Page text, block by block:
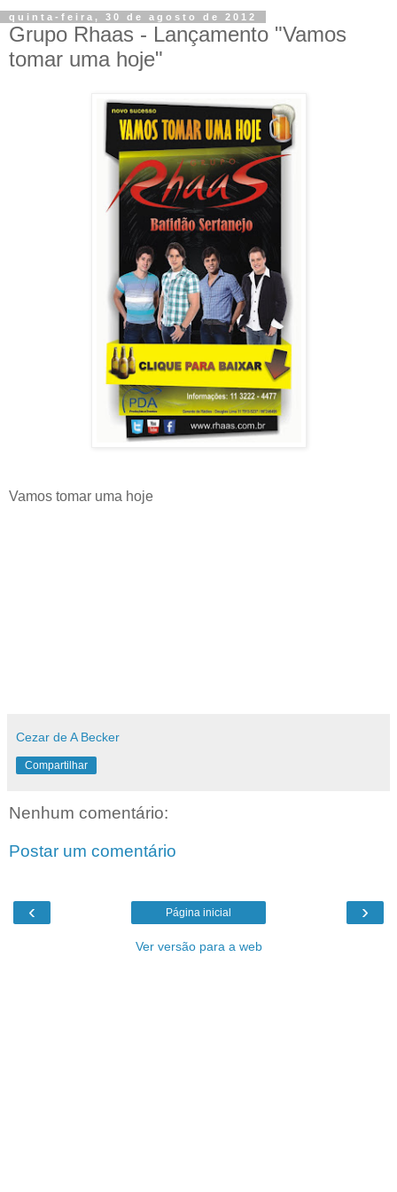
quinta-feira, 30 de agosto de 2012
Grupo Rhaas - Lançamento "Vamos
tomar uma hoje"
Vamos tomar uma hoje
Cezar de A Becker
Compartilhar
Nenhum comentário:
Postar um comentário
‹ ›
Página inicial
Ver versão para a web